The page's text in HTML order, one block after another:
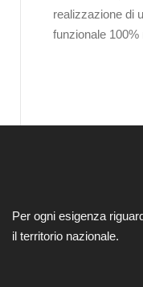
realizzazione di
funzionale 100%
Per ogni esigenza
il territorio nazionale.